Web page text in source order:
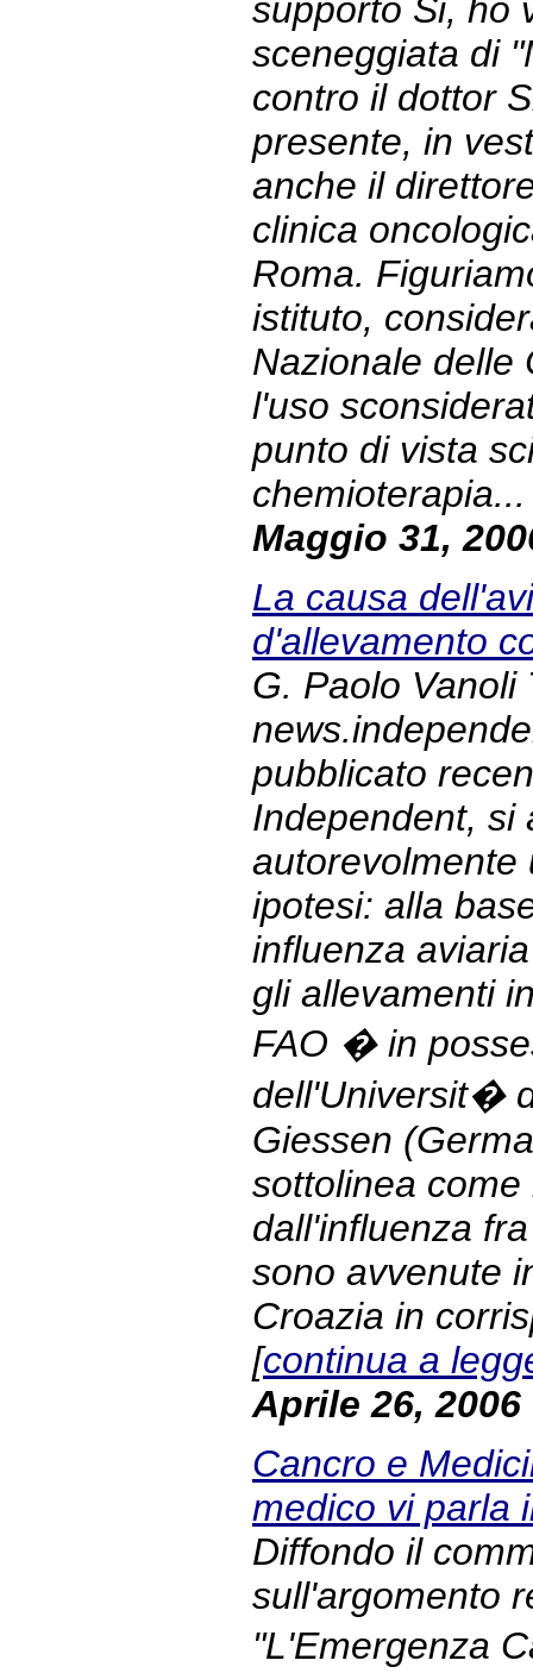
supporto Si, ho
sceneggiata di
contro il dottor
presente, in
anche il
clinica
Roma.
istituto,
Nazionale delle
l'uso
punto di vista
Maggio 31,
La causa
d'allevamento
G. Paolo Vanoli
pubblicato
Independent, si
autorevolmente
ipotesi: alla
influenza
gli allevamenti
FAO � in
dell'Universit�
Giessen
sottolinea
dall'influenza
sono avvenute
Croazia in
[continua a
Aprile 26, 2006
Cancro e
medico vi parla
Diffondo il
sull'argomento
"L'Emergenza